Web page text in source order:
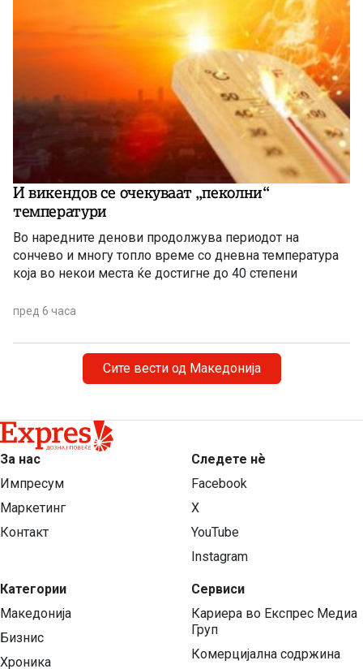
И викендов се очекуваат „пеколни“
температури
Во наредните денови продолжува периодот на
сончево и многу топло време со дневна температура
која во некои места ќе достигне до 40 степени
пред 6 часа
Сите вести од Македонија
За нас
Импресум
Маркетинг
Контакт
Категории
Македонија
Бизнис
Хроника
Следете нѐ
Facebook
X
YouTube
Instagram
Сервиси
Кариера во Експрес Медиа
Груп
Комерцијална содржина